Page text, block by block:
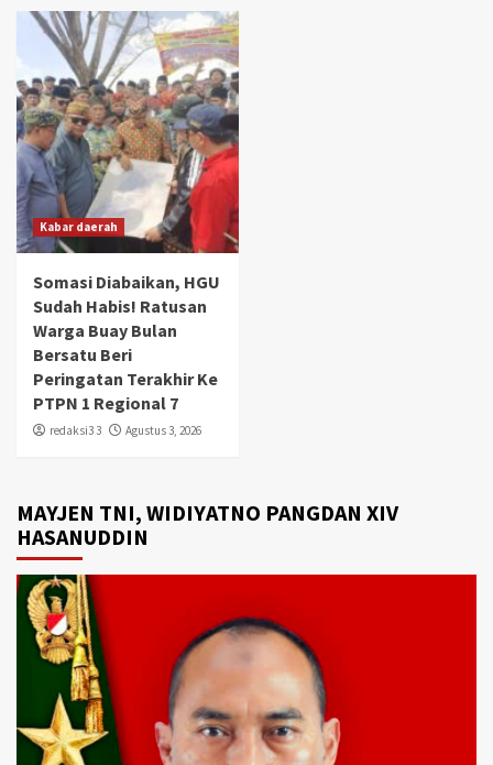
Kabar daerah
Somasi Diabaikan, HGU
Sudah Habis! Ratusan
Warga Buay Bulan
Bersatu Beri
Peringatan Terakhir Ke
PTPN 1 Regional 7
redaksi3 3 Agustus 3, 2026
MAYJEN TNI, WIDIYATNO PANGDAN XIV
HASANUDDIN